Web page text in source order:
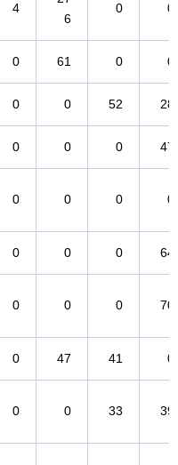
4
6
0 0
0 61 0 0
0 0 52 28
0 0 0 47
0 0 0 0
0 0 0 64
0 0 0 70
0 47 41 0
0 0 33 39